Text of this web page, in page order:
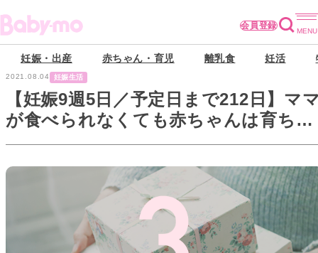
会員登録
妊娠・出産 赤ちゃん・育児 離乳食 妊活
2021.08.04 妊娠生活
【妊娠9週5日／予定日まで212日】マ
が食べられなくても赤ちゃんは育ちま
す！